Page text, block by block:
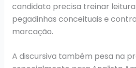
candidato precisa treinar
pegadinhas conceituais e
marcação.
A discursiva também pesa na